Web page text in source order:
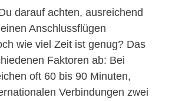
darauf achten, ausreichend
Anschlussflügen
wie viel Zeit ist genug? Das
Faktoren ab: Bei
oft 60 bis 90 Minuten,
Verbindungen zwei